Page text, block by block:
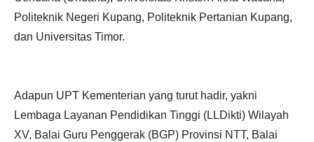
Politeknik Negeri Kupang, Politeknik Pertanian Kupang,
dan Universitas Timor.
Adapun UPT Kementerian yang turut hadir, yakni
Lembaga Layanan Pendidikan Tinggi (LLDikti) Wilayah
XV, Balai Guru Penggerak (BGP) Provinsi NTT, Balai